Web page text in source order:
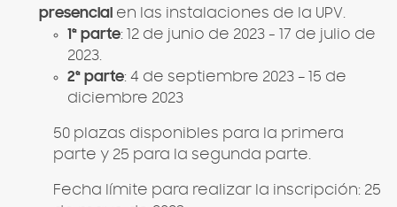
presencial en las instalaciones de la UPV.
1ª parte: 12 de junio de 2023 - 17 de julio de
2023.
2ª parte: 4 de septiembre 2023 – 15 de
diciembre 2023
50 plazas disponibles para la primera
parte y 25 para la segunda parte.
Fecha límite para realizar la inscripción: 25